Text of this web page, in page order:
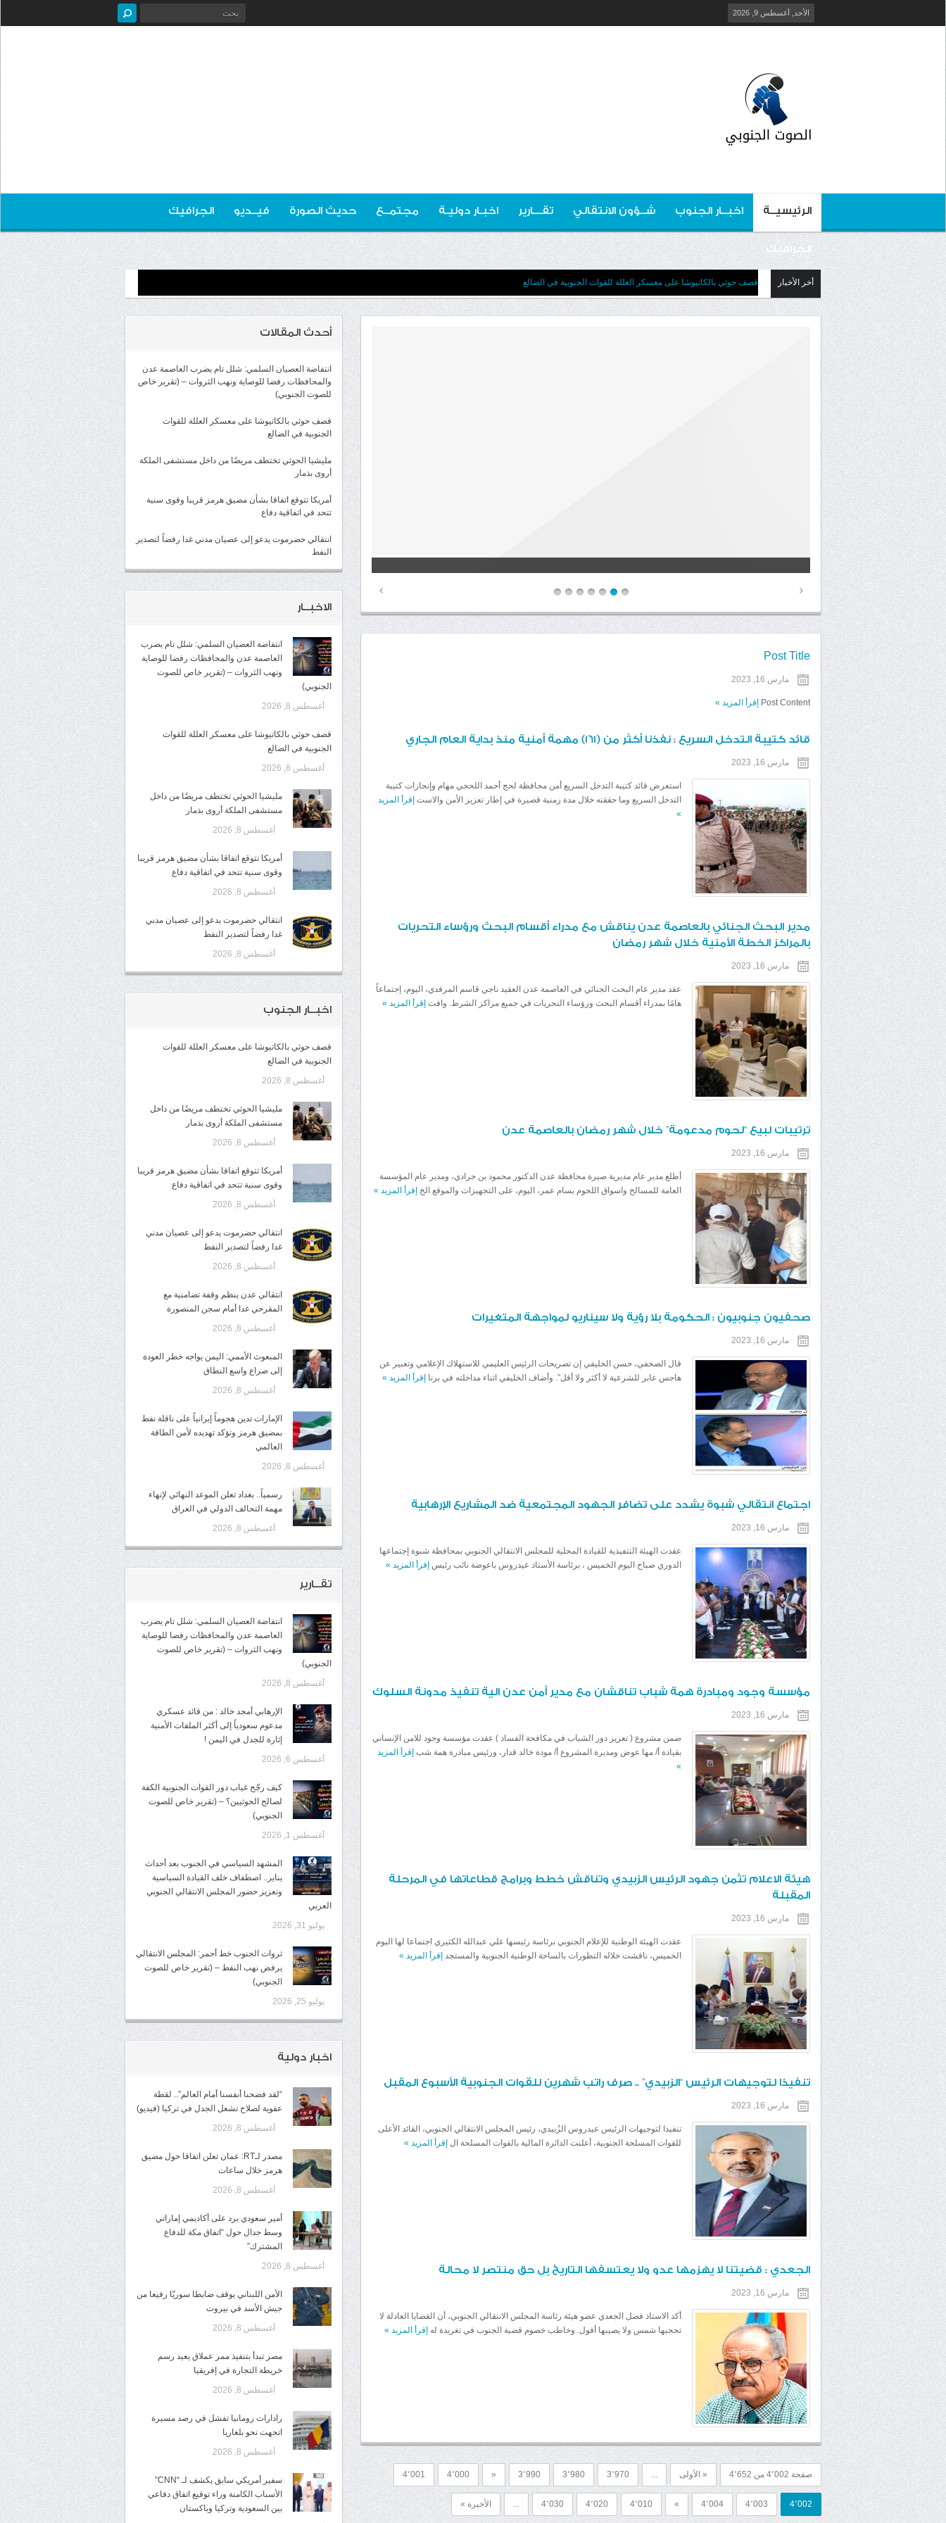
الأحد, أغسطس 9, 2026
الرئيسيــة اخبــار الجنوب شــؤون الانتقالي تقـــارير اخبـار دوليـة مجتمــع حديث الصورة فيــديو الجرافيك
الجرافيك
أخر الأخبار قصف حوثي بالكاتيوشا على معسكر العللة للقوات الجنوبية في الضالع
كشفت مصادر عسكرية عن إطلاق مليشيا الحوثي الإرهابية المدعومة من إيران صواريخ “كاتيوشا” باتجاه معسكر
3
Post Title
مارس 16, 2023
Post Content إقرأ المزيد »
قائد كتيبة التدخل السريع : نفذنا أكثر من (161) مهمة أمنية منذ بداية العام الجاري
مارس 16, 2023
استعرض قائد كتيبة التدخل السريع أمن محافظة لحج أحمد اللحجي مهام وإنجازات كتيبة
التدخل السريع وما حققته خلال مدة زمنية قصيرة في إطار تعزيز الأمن والاست إقرأ المزيد
»
مدير البحث الجنائي بالعاصمة عدن يناقش مع مدراء أقسام البحث ورؤساء التحريات
بالمراكز الخطة الأمنية خلال شهر رمضان
مارس 16, 2023
عقد مدير عام البحث الجنائي في العاصمة عدن العقيد ناجي قاسم المرفدي، اليوم، إجتماعاً
هامًا بمدراء أقسام البحث ورؤساء التحريات في جميع مراكز الشرط. وافت إقرأ المزيد »
ترتيبات لبيع “لحوم مدعومة” خلال شهر رمضان بالعاصمة عدن
مارس 16, 2023
أطلع مدير عام مديرية صيرة محافظة عدن الدكتور محمود بن جرادي، ومدير عام المؤسسة
العامة للمسالخ واسواق اللحوم بسام عمر، اليوم، على التجهيزات والموقع الخ إقرأ المزيد »
صحفيون جنوبيون : الحكومة بلا رؤية ولا سيناريو لمواجهة المتغيرات
مارس 16, 2023
قال الصحفي، حسن الخليفي إن تصريحات الرئيس العليمي للاستهلاك الإعلامي وتعبير عن
هاجس عابر للشرعية لا أكثر ولا أقل”. وأضاف الخليفي اثناء مداخلته في برنا إقرأ المزيد »
اجتماع انتقالي شبوة يشدد على تضافر الجهود المجتمعية ضد المشاريع الإرهابية
مارس 16, 2023
عقدت الهيئة التتفيذية للقيادة المحلية للمجلس الانتقالي الجنوبي بمحافظة شبوة إجتماعها
الدوري صباح اليوم الخميس ، برئاسة الأستاذ عيدروس باعوضة نائب رئيس إقرأ المزيد »
مؤسسة وجود ومبادرة همة شباب تناقشان مع مدير أمن عدن الية تنفيذ مدونة السلوك
مارس 16, 2023
ضمن مشروع ( تعزيز دور الشباب في مكافحة الفساد ) عقدت مؤسسة وجود للامن الإنساني
بقيادة أ/ مها عوض ومديرة المشروع أ/ مودة خالد قدار، ورئيس مبادرة همة شب إقرأ المزيد
»
هيئة الاعلام تثمن جهود الرئيس الزبيدي وتناقش خطط وبرامج قطاعاتها في المرحلة
المقبلة
مارس 16, 2023
عقدت الهيئة الوطنية للإعلام الجنوبي برئاسة رئيسها علي عبدالله الكثيري اجتماعا لها اليوم
الخميس، ناقشت خلاله التطورات بالساحة الوطنية الجنوبية والمستجد إقرأ المزيد »
تنفيذا لتوجيهات الرئيس “الزبيدي” .. صرف راتب شهرين للقوات الجنوبية الأسبوع المقبل
مارس 16, 2023
تنفيذا لتوجيهات الرئيس عيدروس الزُبيدي، رئيس المجلس الانتقالي الجنوبي، القائد الأعلى
للقوات المسلحة الجنوبية، أعلنت الدائرة المالية بالقوات المسلحة ال إقرأ المزيد »
الجعدي : قضيتنا لا يهزمها عدو ولا يعتسفها التاريخ بل حق منتصر لا محالة
مارس 16, 2023
أكد الاستاذ فضل الجعدي عضو هيئة رئاسة المجلس الانتقالي الجنوبي، أن القضايا العادلة لا
تحجبها شمس ولا يصيبها أفول. وخاطب خصوم قضية الجنوب في تغريدة له إقرأ المزيد »
صفحة 4٬002 من 4٬652 « الأولى ... 3٬970 3٬980 3٬990 « 4٬000 4٬001
4٬002 4٬003 4٬004 » 4٬010 4٬020 4٬030 ... الأخيرة »
أحدث المقالات
انتفاضة العصيان السلمي: شلل تام يضرب العاصمة عدن
والمحافظات رفضا للوصاية ونهب الثروات – (تقرير خاص
للصوت الجنوبي)
قصف حوثي بالكاتيوشا على معسكر العللة للقوات
الجنوبية في الضالع
مليشيا الحوثي تختطف مريضًا من داخل مستشفى الملكة
أروى بذمار
أمريكا تتوقع اتفاقا بشأن مضيق هرمز قريبا وقوى سنية
تتحد في اتفاقية دفاع
انتقالي حضرموت يدعو إلى عصيان مدني غدا رفضاً لتصدير
النفط
الاخبــار
انتفاضة العصيان السلمي: شلل تام يضرب
العاصمة عدن والمحافظات رفضا للوصاية
ونهب الثروات – (تقرير خاص للصوت
الجنوبي)
أغسطس 8, 2026
قصف حوثي بالكاتيوشا على معسكر العللة للقوات
الجنوبية في الضالع
أغسطس 8, 2026
مليشيا الحوثي تختطف مريضًا من داخل
مستشفى الملكة أروى بذمار
أغسطس 8, 2026
أمريكا تتوقع اتفاقا بشأن مضيق هرمز قريبا
وقوى سنية تتحد في اتفاقية دفاع
أغسطس 8, 2026
انتقالي حضرموت يدعو إلى عصيان مدني
غدا رفضاً لتصدير النفط
أغسطس 8, 2026
اخبــار الجنوب
قصف حوثي بالكاتيوشا على معسكر العللة للقوات
الجنوبية في الضالع
أغسطس 8, 2026
مليشيا الحوثي تختطف مريضًا من داخل
مستشفى الملكة أروى بذمار
أغسطس 8, 2026
أمريكا تتوقع اتفاقا بشأن مضيق هرمز قريبا
وقوى سنية تتحد في اتفاقية دفاع
أغسطس 8, 2026
انتقالي حضرموت يدعو إلى عصيان مدني
غدا رفضاً لتصدير النفط
أغسطس 8, 2026
انتقالي عدن ينظم وقفة تضامنية مع
المقرحي غدا أمام سجن المنصورة
أغسطس 8, 2026
المبعوث الأممي: اليمن يواجه خطر العودة
إلى صراع واسع النطاق
أغسطس 8, 2026
الإمارات تدين هجوماً إيرانياً على ناقلة نفط
بمضيق هرمز وتؤكد تهديده لأمن الطاقة
العالمي
أغسطس 8, 2026
رسمياً.. بغداد تعلن الموعد النهائي لإنهاء
مهمة التحالف الدولي في العراق
أغسطس 8, 2026
تقــارير
انتفاضة العصيان السلمي: شلل تام يضرب
العاصمة عدن والمحافظات رفضا للوصاية
ونهب الثروات – (تقرير خاص للصوت
الجنوبي)
أغسطس 8, 2026
الإرهابي أمجد خالد : من قائد عسكري
مدعوم سعودياً إلى أكثر الملفات الأمنية
إثارة للجدل في اليمن !
أغسطس 6, 2026
كيف رجّح غياب دور القوات الجنوبية الكفة
لصالح الحوثيين؟ – (تقرير خاص للصوت
الجنوبي)
أغسطس 1, 2026
المشهد السياسي في الجنوب بعد أحداث
يناير.. اصطفاف خلف القيادة السياسية
وتعزيز حضور المجلس الانتقالي الجنوبي
العربي
يوليو 31, 2026
ثروات الجنوب خط أحمر: المجلس الانتقالي
يرفض نهب النفط – (تقرير خاص للصوت
الجنوبي)
يوليو 25, 2026
اخبار دولية
“لقد فضحنا أنفسنا أمام العالم”.. لقطة
عفوية لصلاح تشعل الجدل في تركيا (فيديو)
أغسطس 8, 2026
مصدر لـRT: عمان تعلن اتفاقا حول مضيق
هرمز خلال ساعات
أغسطس 8, 2026
أمير سعودي يرد على أكاديمي إماراتي
وسط جدال حول “اتفاق مكة للدفاع
المشترك”
أغسطس 8, 2026
الأمن اللبناني يوقف ضابطا سوريّا رفيعا من
جيش الأسد في بيروت
أغسطس 8, 2026
مصر تبدأ بتنفيذ ممر عملاق يعيد رسم
خريطة التجارة في إفريقيا
أغسطس 8, 2026
رادارات رومانيا تفشل في رصد مسيرة
اتجهت نحو بلغاريا
أغسطس 8, 2026
سفير أمريكي سابق يكشف لـ “CNN”
الأسباب الكامنة وراء توقيع اتفاق دفاعي
بين السعودية وتركيا وباكستان